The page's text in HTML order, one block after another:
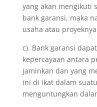
yang akan mengikuti
bank garansi, maka
usaha atau
c). Bank garansi
kepercayaan antara
jaminkan dan yang
ini di ikat dalam
menguntungkan